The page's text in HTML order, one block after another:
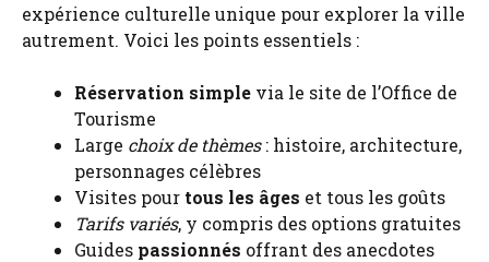
expérience culturelle unique pour explorer la ville
autrement. Voici les points essentiels :
Réservation simple via le site de l’Office de
Tourisme
Large choix de thèmes: histoire, architecture,
personnages célèbres
Visites pour tous les âges et tous les goûts
Tarifs variés, y compris des options gratuites
Guides passionnés offrant des anecdotes